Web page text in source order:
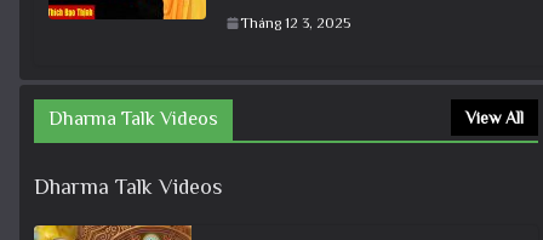
Tháng 12 3, 2025
Dharma Talk Videos View All
Dharma Talk Videos